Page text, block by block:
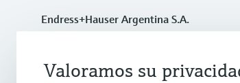
Endress+Hauser Argentina S.A.
Argentina
info.ar@endress.com
Valoramos su